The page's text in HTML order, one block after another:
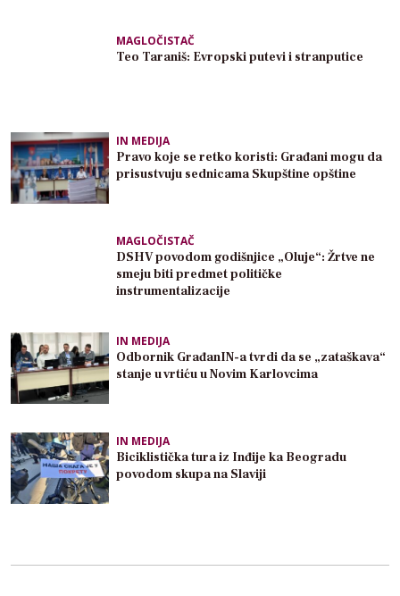
MAGLOČISTAČ
Teo Taraniš: Evropski putevi i stranputice
IN MEDIJA
Pravo koje se retko koristi: Građani mogu da
prisustvuju sednicama Skupštine opštine
MAGLOČISTAČ
DSHV povodom godišnjice „Oluje“: Žrtve ne
smeju biti predmet političke
instrumentalizacije
IN MEDIJA
Odbornik GrađanIN-a tvrdi da se „zataškava“
stanje u vrtiću u Novim Karlovcima
IN MEDIJA
Biciklistička tura iz Inđije ka Beogradu
povodom skupa na Slaviji